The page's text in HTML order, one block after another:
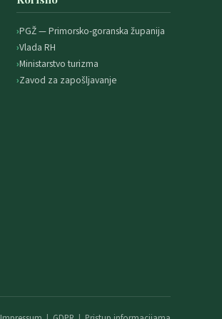
PGŽ — Primorsko-goranska županija
Vlada RH
Ministarstvo turizma
Zavod za zapošljavanje